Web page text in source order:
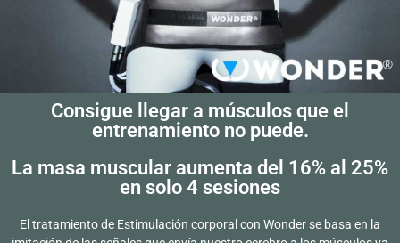
Consigue llegar a músculos que el
entrenamiento no puede.
La masa muscular aumenta del 16% al 25%
en solo 4 sesiones
El tratamiento de Estimulación corporal con Wonder se basa en la